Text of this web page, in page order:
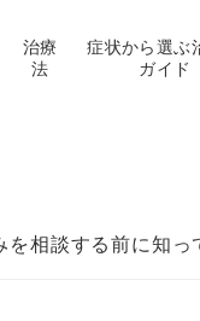
治療
法
症状から選ぶ
ガイド
を相談する前に知